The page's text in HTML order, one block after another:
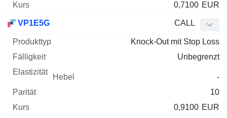
0,7100 EUR
VP1E5G CALL
Knock-Out mit Stop Loss
Unbegrenzt
-
10
0,9100 EUR